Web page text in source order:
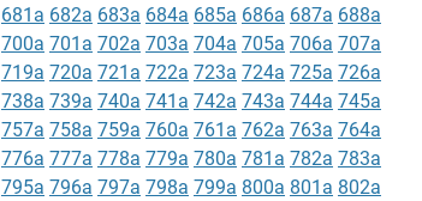
681a 682a 683a 684a 685a 686a 687a 688a
700a 701a 702a 703a 704a 705a 706a 707a
719a 720a 721a 722a 723a 724a 725a 726a
738a 739a 740a 741a 742a 743a 744a 745a
757a 758a 759a 760a 761a 762a 763a 764a
776a 777a 778a 779a 780a 781a 782a 783a
795a 796a 797a 798a 799a 800a 801a 802a